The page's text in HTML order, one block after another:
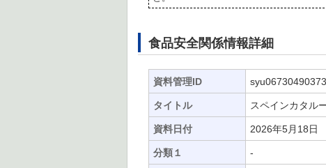
食品安全関係情報詳細
資料管理ID syu06730490373
タイトル スペインカタル
資料日付 2026年5月18日
分類１ -